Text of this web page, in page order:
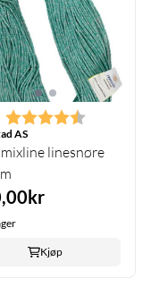
Karakter: 4.7 av 5
AS
linesnøre
Kjøp